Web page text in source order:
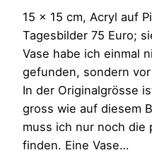
15 x 15 cm, Acryl auf
Tagesbilder 75 Euro;
Vase habe ich einmal
gefunden, sondern
In der Originalgrösse
gross wie auf diesem
muss ich nur noch die
finden. Eine Vase…